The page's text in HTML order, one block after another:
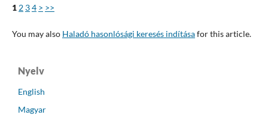
1 2 34 > >>
You may also Haladó hasonlósági keresés indításafor this article.
Nyelv
English
Magyar